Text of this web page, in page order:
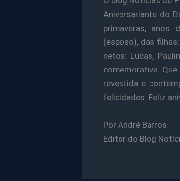
Aniversariante do
primaveras, anos
(esposo), das
netos: Lucas,
comemorativa.
revestida e
felicidades. Feliz
Por André Barros
Editor do Blog